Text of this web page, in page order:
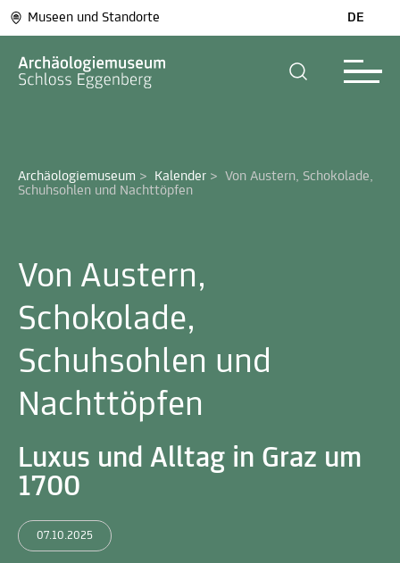
Museen und Standorte DE
Archäologiemuseum > Kalender > Von Austern, Schokolade,
Schuhsohlen und Nachttöpfen
Von Austern,
Schokolade,
Schuhsohlen und
Nachttöpfen
Luxus und Alltag in Graz um
1700
07.10.2025